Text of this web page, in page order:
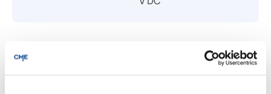
Produkt Anzahl: Gib den gewünschten
Angebot anfragen